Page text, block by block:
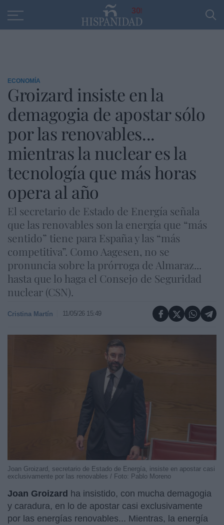
30
ECONOMÍA
Groizard insiste en la
demagogia de apostar sólo
por las renovables...
mientras la nuclear es la
tecnología que más horas
opera al año
El secretario de Estado de Energía señala
que las renovables son la energía que “más
sentido” tiene para España y las “más
competitiva”. Como Aagesen, no se
pronuncia sobre la prórroga de Almaraz...
hasta que lo haga el Consejo de Seguridad
nuclear (CSN).
Cristina Martín 11/05/26 15:49
Joan Groizard, secretario de Estado de Energía, insiste en apostar casi
exclusivamente por las renovables / Foto: Pablo Moreno
Joan Groizard ha insistido, con mucha demagogia
y caradura, en lo de apostar casi exclusivamente
por las energías renovables... Mientras, la energía